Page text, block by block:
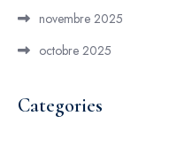
novembre 2025
octobre 2025
Categories